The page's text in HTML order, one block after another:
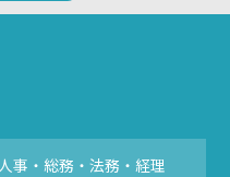
人事・総務・法務・経理